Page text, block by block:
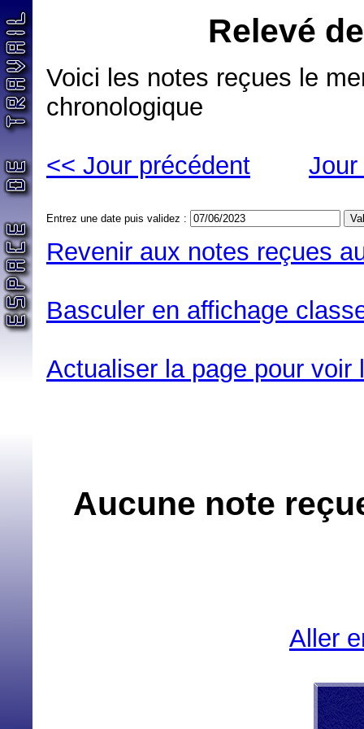
Relevé
Voici les notes reçues le
chronologique
<< Jour précédent
Entrez une date puis validez :
Revenir aux notes reçues
Basculer en affichage
Actualiser la page pour
Aucune note
Aller